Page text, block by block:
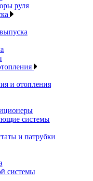
руля
и отопления
системы
и патрубки
системы